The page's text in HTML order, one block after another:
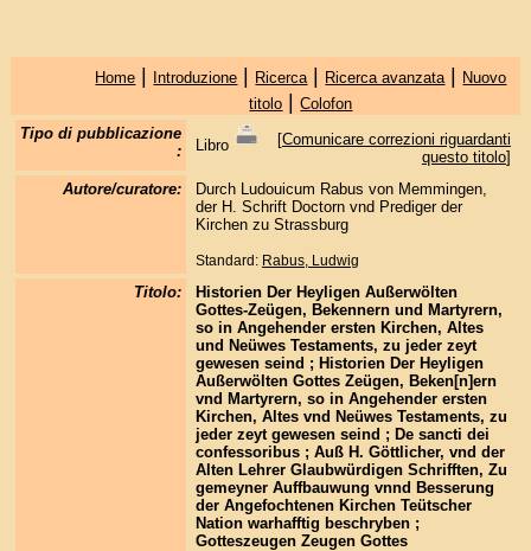
Home | Introduzione | Ricerca | Ricerca avanzata | Nuovo
titolo |Colofon
Tipo di pubblicazione
:
Libro [Comunicare correzioni riguardanti
questo titolo]
Autore/curatore:
Durch Ludouicum Rabus von Memmingen,
der H. Schrift Doctorn vnd Prediger der
Kirchen zu Strassburg
Standard: Rabus, Ludwig
Titolo:
Historien Der Heyligen Außerwölten
Gottes-Zeügen, Bekennern und Martyrern,
so in Angehender ersten Kirchen, Altes
und Neüwes Testaments, zu jeder zeyt
gewesen seind ; Historien Der Heyligen
Außerwölten Gottes Zeügen, Beken[n]ern
vnd Martyrern, so in Angehender ersten
Kirchen, Altes vnd Neüwes Testaments, zu
jeder zeyt gewesen seind ; De sancti dei
confessoribus ; Auß H. Göttlicher, vnd der
Alten Lehrer Glaubwürdigen Schrifften, Zu
gemeyner Auffbauwung vnnd Besserung
der Angefochtenen Kirchen Teütscher
Nation warhafftig beschryben ;
Gotteszeugen Zeugen Gottes